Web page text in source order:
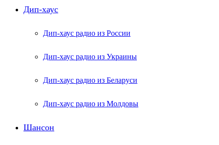
Дип-хаус
Дип-хаус радио из России
Дип-хаус радио из Украины
Дип-хаус радио из Беларуси
Дип-хаус радио из Молдовы
Шансон